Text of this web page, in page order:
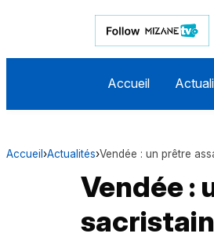
Accueil
Accueil ›Actualités›Vendée : un prêtre
Vendée :